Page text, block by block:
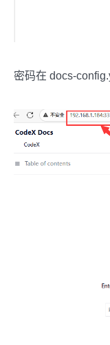
密码在 docs-